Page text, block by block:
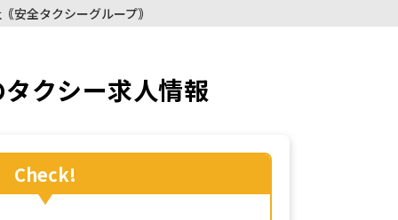
安全タクシーグループ｠
クシー求人情報
Check!